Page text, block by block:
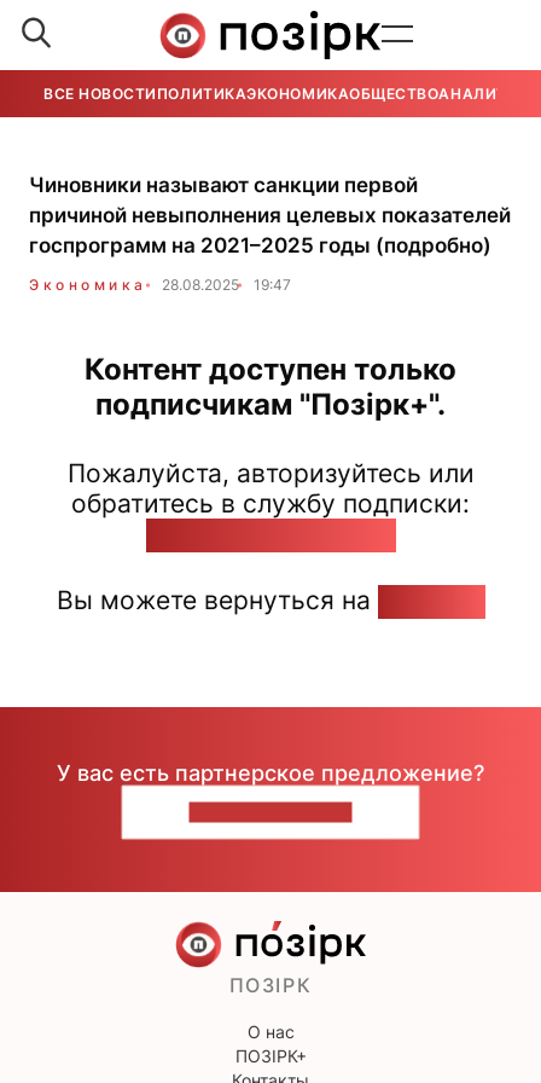
ВСЕ НОВОСТИ ПОЛИТИКАЭКОНОМИКАОБЩЕСТВОАНАЛИТИКА
Чиновники называют санкции первой
причиной невыполнения целевых показателей
госпрограмм на 2021–2025 годы (подробно)
Экономика 28.08.2025 19:47
Контент доступен только
подписчикам "Позірк+".
Пожалуйста, авторизуйтесь или
обратитесь в службу подписки:
Вы можете вернуться на
У вас есть партнерское предложение?
ПОЗІРК
О нас
ПОЗІРК+